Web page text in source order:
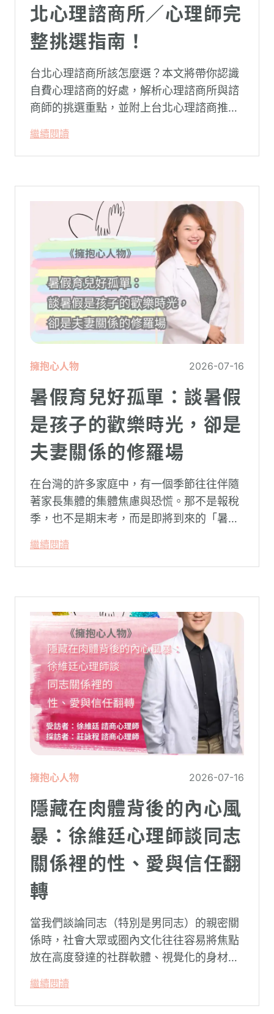
北心理諮商所／心理師完
整挑選指南！
台北心理諮商所該怎麼選？本文將帶你認識
自費心理諮商的好處，解析心理諮商所與諮
商師的挑選重點，並附上台北心理諮商推薦
理，陪你面對情緒困擾找回生活步調。
繼續閱讀
擁抱心人物 2026-07-16
暑假育兒好孤單：談暑假
是孩子的歡樂時光，卻是
夫妻關係的修羅場
在台灣的許多家庭中，有一個季節往往伴隨
著家長集體的集體焦慮與恐慌。那不是報稅
季，也不是期末考，而是即將到來的「暑
家庭，原本由學校與安親班代勞的照顧責
任，瞬間全數倒回家庭系統之內。對許多父
繼續閱讀
擁抱心人物 2026-07-16
隱藏在肉體背後的內心風
暴：徐維廷心理師談同志
關係裡的性、愛與信任翻
轉
當我們談論同志（特別是男同志）的親密關
係時，社會大眾或圈內文化往往容易將焦點
放在高度發達的社群軟體、視覺化的身材資
砲文化的普及度上。
繼續閱讀